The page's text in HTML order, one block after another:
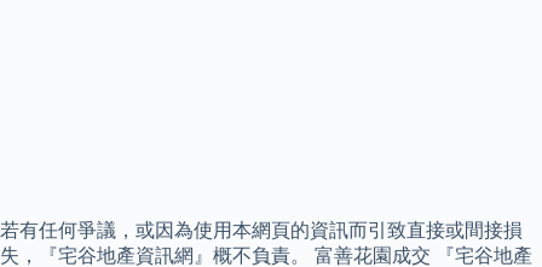
若有任何爭議，或因為使用本網頁的資訊而引致直接或間接損
失，『宅谷地產資訊網』概不負責。 富善花園成交 『宅谷地產